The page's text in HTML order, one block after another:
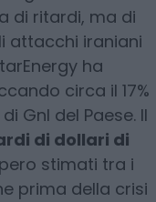
di ritardi, ma di
attacchi iraniani
ha
circa il 17%
Gnl del Paese. Il
di dollari di
stimati tra i
prima della crisi